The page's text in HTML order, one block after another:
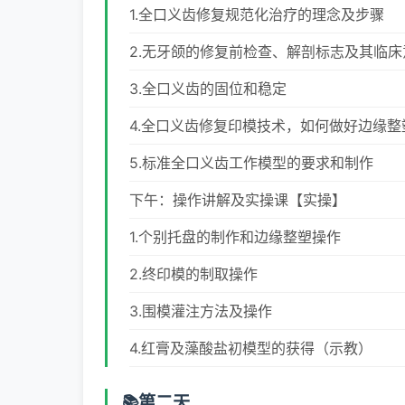
1.全口义齿修复规范化治疗的理念及步骤
2.无牙颌的修复前检查、解剖标志及其临
3.全口义齿的固位和稳定
4.全口义齿修复印模技术，如何做好边缘整
5.标准全口义齿工作模型的要求和制作
下午：操作讲解及实操课【实操】
1.个别托盘的制作和边缘整塑操作
2.终印模的制取操作
3.围模灌注方法及操作
4.红膏及藻酸盐初模型的获得（示教）